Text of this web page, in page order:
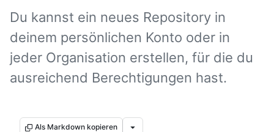
Du kannst ein neues Repository in
deinem persönlichen Konto oder in
jeder Organisation erstellen, für die du
ausreichend Berechtigungen hast.
Als Markdown kopieren